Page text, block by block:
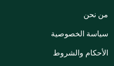
من نحن
سياسة الخصوصية
الأحكام والشروط